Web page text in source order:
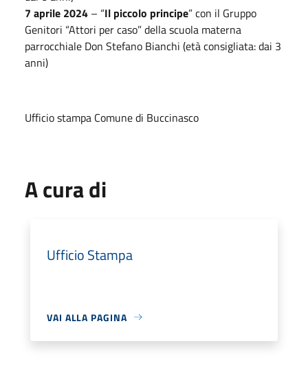
7 aprile 2024 – “Il piccolo principe” con il Gruppo
Genitori “Attori per caso” della scuola materna
parrocchiale Don Stefano Bianchi (età consigliata: dai 3
anni)
Ufficio stampa Comune di Buccinasco
A cura di
Ufficio Stampa
VAI ALLA PAGINA